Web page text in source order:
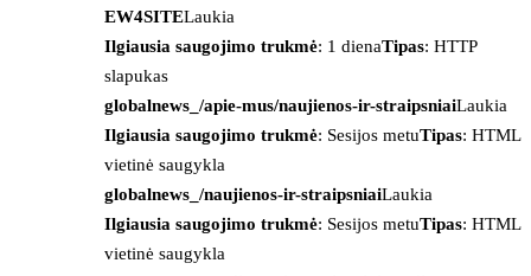
EW4SITELaukia
Ilgiausia saugojimo trukmė: 1 dienaTipas: HTTP
slapukas
globalnews_/apie-mus/naujienos-ir-straipsniaiLaukia
Ilgiausia saugojimo trukmė: Sesijos metuTipas: HTML
vietinė saugykla
globalnews_/naujienos-ir-straipsniaiLaukia
Ilgiausia saugojimo trukmė: Sesijos metuTipas: HTML
vietinė saugykla